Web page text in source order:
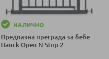
НАЛИЧНО
Предпазна преграда за бебе
Hauck Open N Stop 2